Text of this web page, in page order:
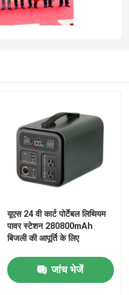
यूएस 24 वी कार्ट पोर्टेबल लिथियम
पावर स्टेशन 280800mAh
बिजली की आपूर्ति के लिए
जांच भेजें